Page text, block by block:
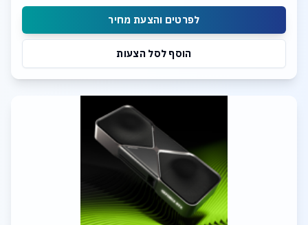
לפרטים והצעת מחיר
הוסף לסל הצעות